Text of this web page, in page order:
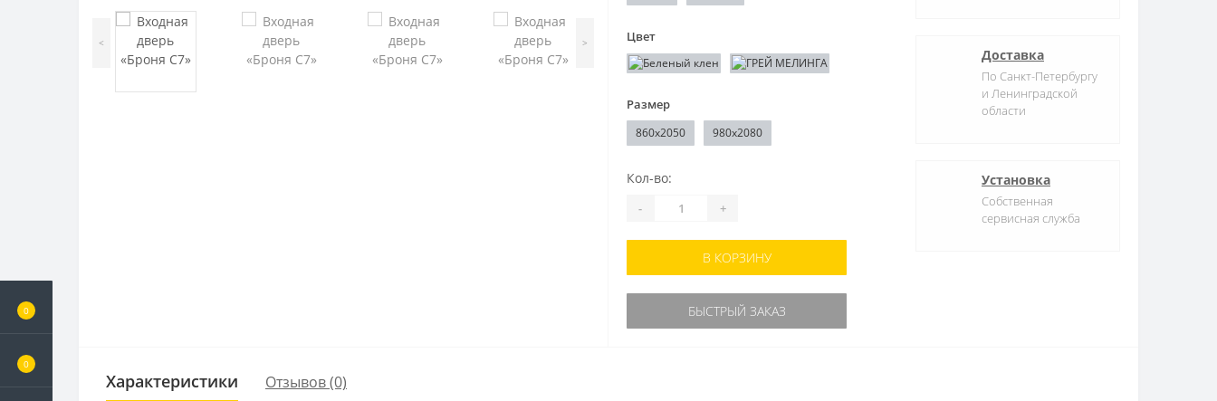
0
0
< > Цвет
Размер
860x2050 980x2080
Кол-во:
- +
В КОРЗИНУ
БЫСТРЫЙ ЗАКАЗ
Доставка
По Санкт-Петербургу
и Ленинградской
области
Установка
Собственная
сервисная служба
Характеристики Отзывов (0)